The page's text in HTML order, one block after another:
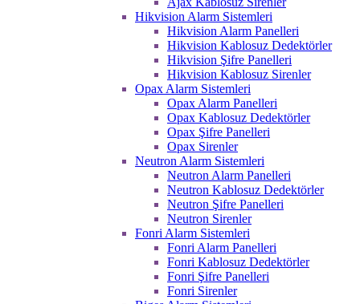
Hikvision Alarm Sistemleri
Hikvision Alarm Panelleri
Hikvision Kablosuz Dedektörler
Hikvision Şifre Panelleri
Hikvision Kablosuz Sirenler
Opax Alarm Sistemleri
Opax Alarm Panelleri
Opax Kablosuz Dedektörler
Opax Şifre Panelleri
Opax Sirenler
Neutron Alarm Sistemleri
Neutron Alarm Panelleri
Neutron Kablosuz Dedektörler
Neutron Şifre Panelleri
Neutron Sirenler
Fonri Alarm Sistemleri
Fonri Alarm Panelleri
Fonri Kablosuz Dedektörler
Fonri Şifre Panelleri
Fonri Sirenler